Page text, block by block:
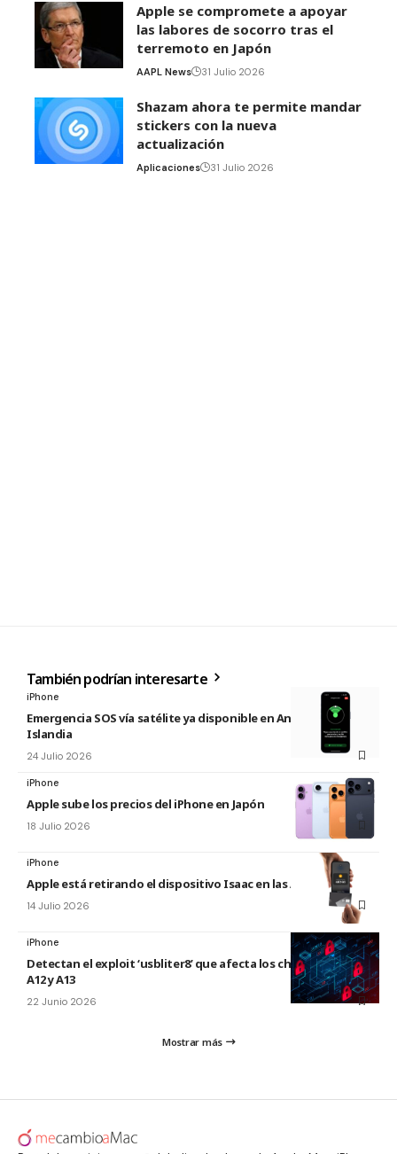
Apple se compromete a apoyar
las labores de socorro tras el
terremoto en Japón
AAPL News 31 Julio 2026
Shazam ahora te permite mandar
stickers con la nueva
actualización
Aplicaciones 31 Julio 2026
También podrían interesarte
iPhone
Emergencia SOS vía satélite ya disponible en Andorra e
Islandia
24 Julio 2026
iPhone
Apple sube los precios del iPhone en Japón
18 Julio 2026
iPhone
Apple está retirando el dispositivo Isaac en las Apple Store
14 Julio 2026
iPhone
Detectan el exploit ‘usbliter8’ que afecta los chips de Apple
A12 y A13
22 Junio 2026
Mostrar más